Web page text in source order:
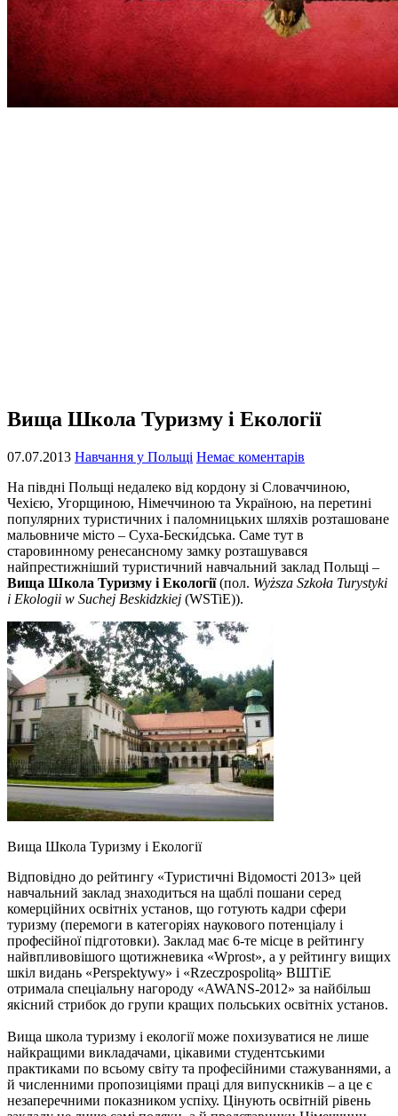
Вища Школа Туризму і Екології
07.07.2013 Навчання у Польщі Немає коментарів
На півдні Польщі недалеко від кордону зі Словаччиною,
Чехією, Угорщиною, Німеччиною та Україною, на перетині
популярних туристичних і паломницьких шляхів розташоване
мальовниче місто – Суха-Бески́дська. Саме тут в
старовинному ренесансному замку розташувався
найпрестижніший туристичний навчальний заклад Польщі –
Вища Школа Туризму і Екології(пол. Wyższa Szkoła Turystyki
i Ekologii w Suchej Beskidzkiej (WSTiE)).
Вища Школа Туризму і Екології
Відповідно до рейтингу «Туристичні Відомості 2013» цей
навчальний заклад знаходиться на щаблі пошани серед
комерційних освітніх установ, що готують кадри сфери
туризму (перемоги в категоріях наукового потенціалу і
професійної підготовки). Заклад має 6-те місце в рейтингу
найвпливовішого щотижневика «Wprost», а у рейтингу вищих
шкіл видань «Perspektywy» і «Rzeczpospolitą» ВШТіЕ
отримала спеціальну нагороду «AWANS-2012» за найбільш
якісний стрибок до групи кращих польських освітніх установ.
Вища школа туризму і екології може похизуватися не лише
найкращими викладачами, цікавими студентськими
практиками по всьому світу та професійними стажуваннями, а
й численними пропозиціями праці для випускників – а це є
незаперечними показником успіху. Цінують освітній рівень